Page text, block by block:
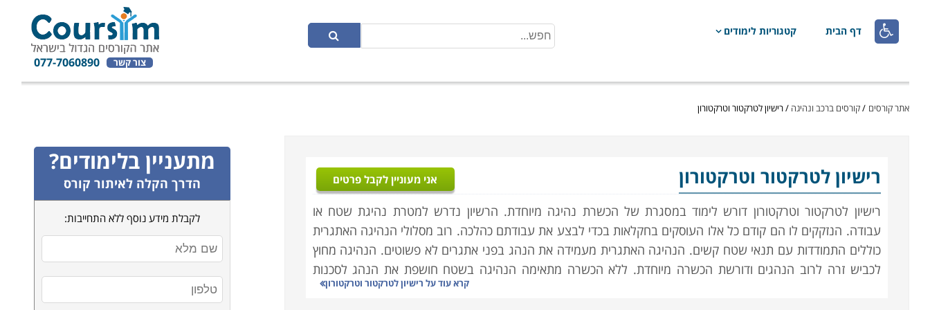
 דף הבית קטגוריות לימודים
צור קשר 077-7060890
אתר קורסים /קורסים ברכב ונהיגה /רישיון לטרקטור וטרקטורון
רישיון לטרקטור וטרקטורון אני מעוניין לקבל פרטים
רישיון לטרקטור וטרקטורון דורש לימוד במסגרת של הכשרת נהיגה מיוחדת. הרשיון נדרש למטרת נהיגת שטח או
עבודה. הנזקקים לו הם קודם כל אלו העוסקים בחקלאות בכדי לבצע את עבודתם כהלכה. רוב מסלולי הנהיגה האתגרית
כוללים התמודדות עם תנאי שטח קשים. הנהיגה האתגרית מעמידה את הנהג בפני אתגרים לא פשוטים. הנהיגה מחוץ
לכביש זרה לרוב הנהגים ודורשת הכשרה מיוחדת. ללא הכשרה מתאימה הנהיגה בשטח חושפת את הנהג לסכנות
ופציעות מסוכנות. נהיגה אתגרית היא נהיגת שטח מהירה במסלולים של חול, הרים, סלעים ועוד. נהג הטרקטורון
קרא עוד על רישיון לטרקטור וטרקטורון
מתעניין בלימודים?
הדרך הקלה לאיתור קורס
לקבלת מידע נוסף ללא התחייבות: